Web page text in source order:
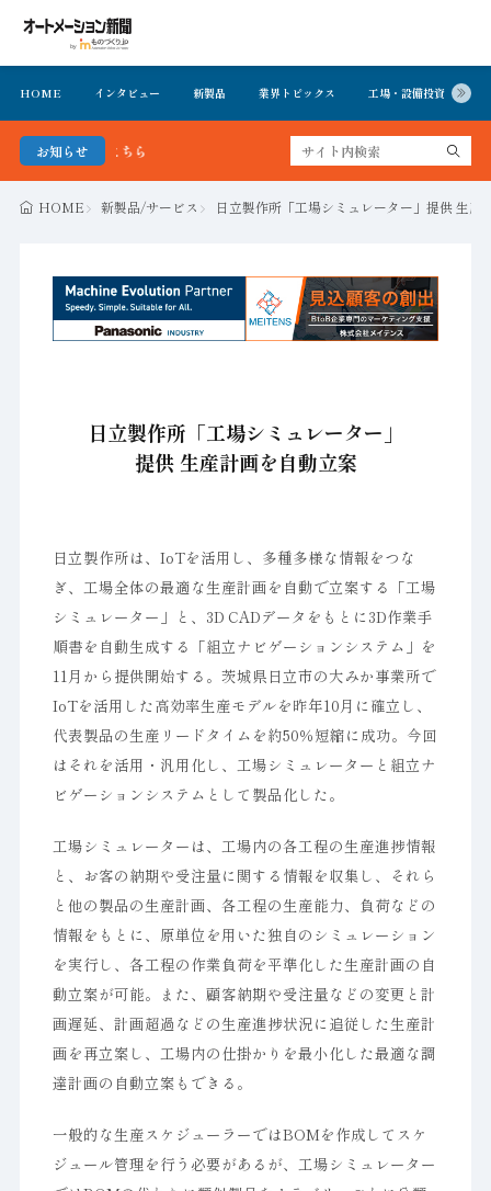
HOME インタビュー 新製品 業界トピックス 工場・設備投資
お知らせ FA・製造業界の最新動向がまとめ
HOME 新製品/サービス 日立製作所「工場シミュレーター」提供 生産
日立製作所「工場シミュレーター」
提供 生産計画を自動立案
日立製作所は、IoTを活用し、多種多様な情報をつな
ぎ、工場全体の最適な生産計画を自動で立案する「工場
シミュレーター」と、3D CADデータをもとに3D作業手
順書を自動生成する「組立ナビゲーションシステム」を
11月から提供開始する。茨城県日立市の大みか事業所で
IoTを活用した高効率生産モデルを昨年10月に確立し、
代表製品の生産リードタイムを約50％短縮に成功。今回
はそれを活用・汎用化し、工場シミュレーターと組立ナ
ビゲーションシステムとして製品化した。
工場シミュレーターは、工場内の各工程の生産進捗情報
と、お客の納期や受注量に関する情報を収集し、それら
と他の製品の生産計画、各工程の生産能力、負荷などの
情報をもとに、原単位を用いた独自のシミュレーション
を実行し、各工程の作業負荷を平準化した生産計画の自
動立案が可能。また、顧客納期や受注量などの変更と計
画遅延、計画超過などの生産進捗状況に追従した生産計
画を再立案し、工場内の仕掛かりを最小化した最適な調
達計画の自動立案もできる。
一般的な生産スケジューラーではBOMを作成してスケ
ジュール管理を行う必要があるが、工場シミュレーター